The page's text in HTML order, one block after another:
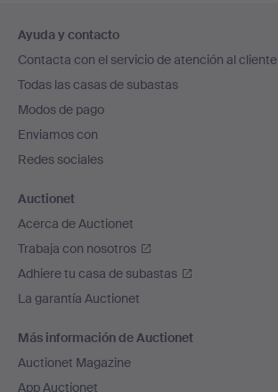
en
el
pie
de
página
Ayuda y contacto
Contacta con el servicio de atención al cliente
Todas las casas de subastas
Modos de pago
Enviamos con
Redes sociales
Auctionet
Acerca de Auctionet
Trabaja con nosotros
Adhiere tu casa de subastas
La garantía Auctionet
Más información de Auctionet
Auctionet Magazine
App Auctionet